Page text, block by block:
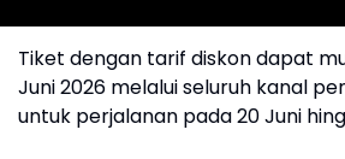
Tiket dengan tarif diskon dapat
Juni 2026 melalui seluruh kanal
untuk perjalanan pada 20 Juni